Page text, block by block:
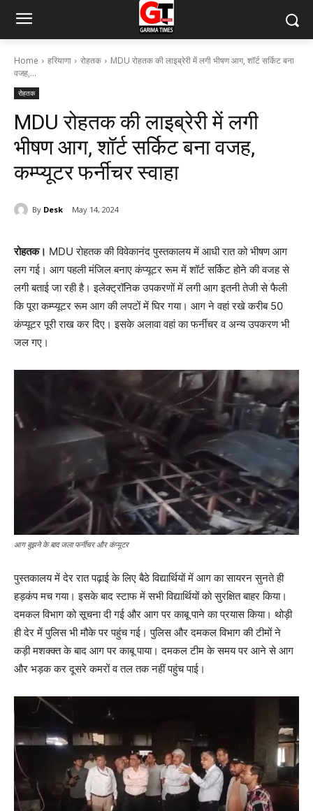
Home हरियाणा रोहतक
MDU रोहतक की लाइब्रेरी में लगी भीषण आग, शॉर्ट सर्किट बना
वजह,...
रोहतक
MDU रोहतक की लाइब्रेरी में लगी
भीषण आग, शॉर्ट सर्किट बना वजह,
कम्प्यूटर फर्नीचर स्वाहा
By Desk May 14, 2024
रोहतक। MDU रोहतक की विवेकानंद पुस्तकालय में आधी रात को भीषण आग
लग गई। आग पहली मंजिल बनाए कंप्यूटर रूम में शॉर्ट सर्किट होने की वजह से
लगी बताई जा रही है। इलेक्ट्रॉनिक उपकरणों में लगी आग इतनी तेजी से फैली
कि पूरा कम्प्यूटर रूम आग की लपटों में घिर गया। आग ने वहां रखे करीब 50
कंप्यूटर पूरी राख कर दिए। इसके अलावा वहां का फर्नीचर व अन्य उपकरण भी
जल गए।
आग बुझने के बाद जला फर्नीचर और कंप्यूटर
पुस्तकालय में देर रात पढ़ाई के लिए बैठे विद्यार्थियों में आग का सायरन सुनते ही
हड़कंप मच गया। इसके बाद स्टाफ में सभी विद्यार्थियों को सुरक्षित बाहर किया।
दमकल विभाग को सूचना दी गई और आग पर काबू पाने का प्रयास किया। थोड़ी
ही देर में पुलिस भी मौके पर पहुंच गई। पुलिस और दमकल विभाग की टीमों ने
कड़ी मशक्क्त के बाद आग पर काबू पाया। दमकल टीम के समय पर आने से आग
और भड़क कर दूसरे कमरों व तल तक नहीं पहुंच पाई।